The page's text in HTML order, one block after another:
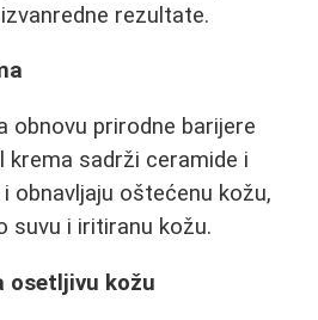
rezultate.
obnovu prirodne barijere
krema sadrži ceramide i
obnavljaju oštećenu kožu,
suvu i iritiranu kožu.
osetljivu kožu